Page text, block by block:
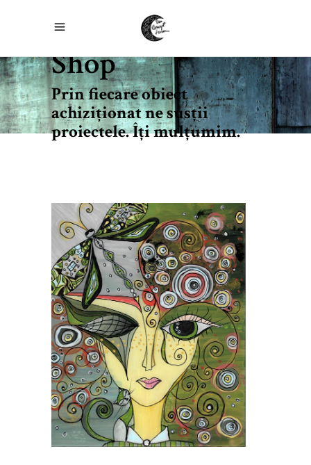
Shop
Prin fiecare obiect
achiziţionat ne susţii
proiectele. Îţi mulţumim.